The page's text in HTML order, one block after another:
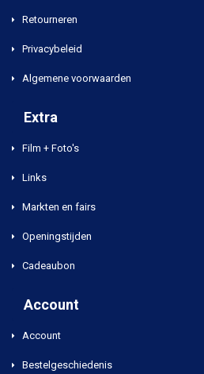
Retourneren
Privacybeleid
Algemene voorwaarden
Extra
Film + Foto's
Links
Markten en fairs
Openingstijden
Cadeaubon
Account
Account
Bestelgeschiedenis